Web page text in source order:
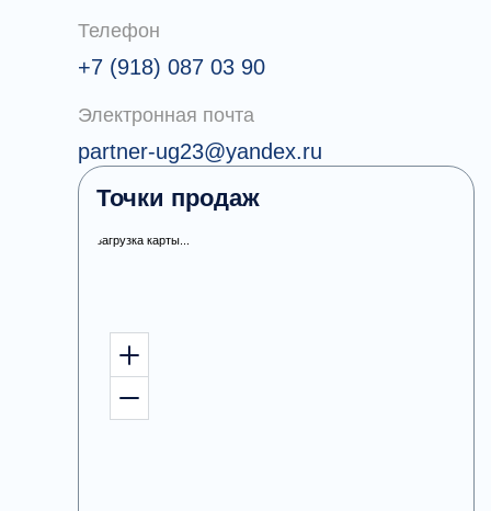
Телефон
+7 (918) 087 03 90
Электронная почта
partner-ug23@yandex.ru
Точки продаж
загрузка карты...